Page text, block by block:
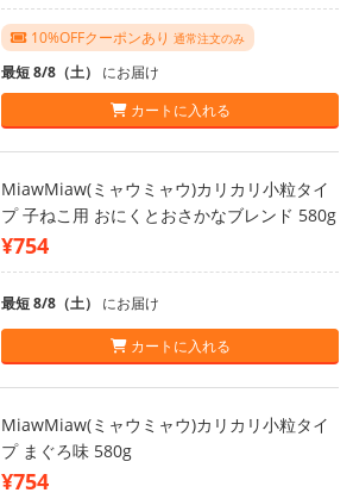
10%OFFクーポンあり 通常注文のみ
最短 8/8（土） にお届け
カートに入れる
MiawMiaw(ミャウミャウ)カリカリ小粒タイ
プ 子ねこ用 おにくとおさかなブレンド 580g
¥754
最短 8/8（土） にお届け
カートに入れる
MiawMiaw(ミャウミャウ)カリカリ小粒タイ
プ まぐろ味 580g
¥754